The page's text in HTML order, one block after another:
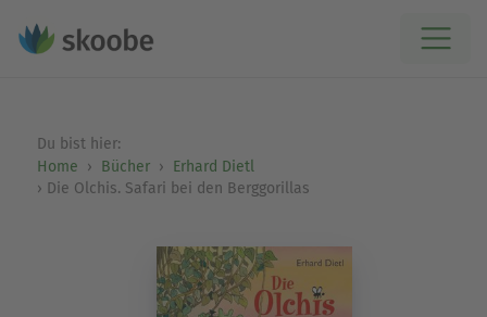
Du bist hier:
Home
Bücher
Erhard Dietl
Die Olchis. Safari bei den Berggorillas